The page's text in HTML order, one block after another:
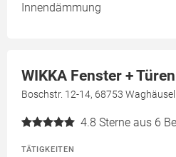
Innendämmung
WIKKA Fenster +
Boschstr. 12-14, 68753
4.8 Sterne aus 6
TÄTIGKEITEN